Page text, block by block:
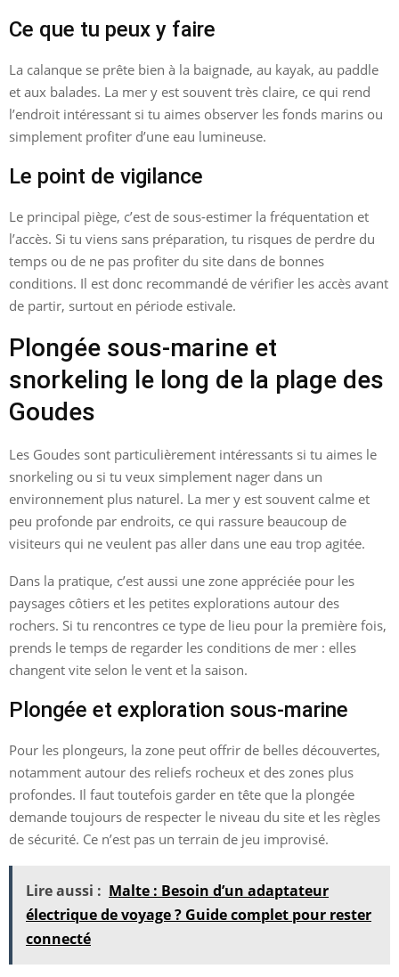
Ce que tu peux y faire
La calanque se prête bien à la baignade, au kayak, au paddle
et aux balades. La mer y est souvent très claire, ce qui rend
l’endroit intéressant si tu aimes observer les fonds marins ou
simplement profiter d’une eau lumineuse.
Le point de vigilance
Le principal piège, c’est de sous-estimer la fréquentation et
l’accès. Si tu viens sans préparation, tu risques de perdre du
temps ou de ne pas profiter du site dans de bonnes
conditions. Il est donc recommandé de vérifier les accès avant
de partir, surtout en période estivale.
Plongée sous-marine et
snorkeling le long de la plage des
Goudes
Les Goudes sont particulièrement intéressants si tu aimes le
snorkeling ou si tu veux simplement nager dans un
environnement plus naturel. La mer y est souvent calme et
peu profonde par endroits, ce qui rassure beaucoup de
visiteurs qui ne veulent pas aller dans une eau trop agitée.
Dans la pratique, c’est aussi une zone appréciée pour les
paysages côtiers et les petites explorations autour des
rochers. Si tu rencontres ce type de lieu pour la première fois,
prends le temps de regarder les conditions de mer : elles
changent vite selon le vent et la saison.
Plongée et exploration sous-marine
Pour les plongeurs, la zone peut offrir de belles découvertes,
notamment autour des reliefs rocheux et des zones plus
profondes. Il faut toutefois garder en tête que la plongée
demande toujours de respecter le niveau du site et les règles
de sécurité. Ce n’est pas un terrain de jeu improvisé.
Lire aussi : Malte : Besoin d’un adaptateur
électrique de voyage ? Guide complet pour rester
connecté